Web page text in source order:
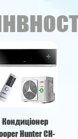
Кондиціонер
Hunter CH-